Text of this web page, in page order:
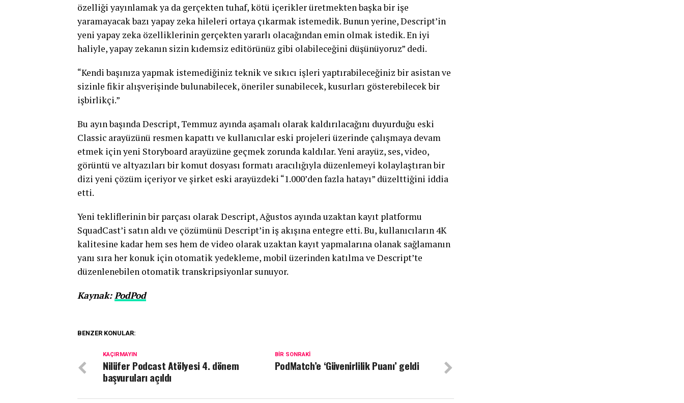
özelliği yayınlamak ya da gerçekten tuhaf, kötü içerikler üretmekten başka bir işe
yaramayacak bazı yapay zeka hileleri ortaya çıkarmak istemedik. Bunun yerine, Descript’in
yeni yapay zeka özelliklerinin gerçekten yararlı olacağından emin olmak istedik. En iyi
haliyle, yapay zekanın sizin kıdemsiz editörünüz gibi olabileceğini düşünüyoruz” dedi.
“Kendi başınıza yapmak istemediğiniz teknik ve sıkıcı işleri yaptırabileceğiniz bir asistan ve
sizinle fikir alışverişinde bulunabilecek, öneriler sunabilecek, kusurları gösterebilecek bir
işbirlikçi.”
Bu ayın başında Descript, Temmuz ayında aşamalı olarak kaldırılacağını duyurduğu eski
Classic arayüzünü resmen kapattı ve kullanıcılar eski projeleri üzerinde çalışmaya devam
etmek için yeni Storyboard arayüzüne geçmek zorunda kaldılar. Yeni arayüz, ses, video,
görüntü ve altyazıları bir komut dosyası formatı aracılığıyla düzenlemeyi kolaylaştıran bir
dizi yeni çözüm içeriyor ve şirket eski arayüzdeki “1.000’den fazla hatayı” düzelttiğini iddia
etti.
Yeni tekliflerinin bir parçası olarak Descript, Ağustos ayında uzaktan kayıt platformu
SquadCast’i satın aldı ve çözümünü Descript’in iş akışına entegre etti. Bu, kullanıcıların 4K
kalitesine kadar hem ses hem de video olarak uzaktan kayıt yapmalarına olanak sağlamanın
yanı sıra her konuk için otomatik yedekleme, mobil üzerinden katılma ve Descript’te
düzenlenebilen otomatik transkripsiyonlar sunuyor.
Kaynak:PodPod
BENZER KONULAR:
BIR SONRAKI
PodMatch’e ‘Güvenirlilik Puanı’ geldi
KAÇIRMAYIN
Nilüfer Podcast Atölyesi 4. dönem
başvuruları açıldı